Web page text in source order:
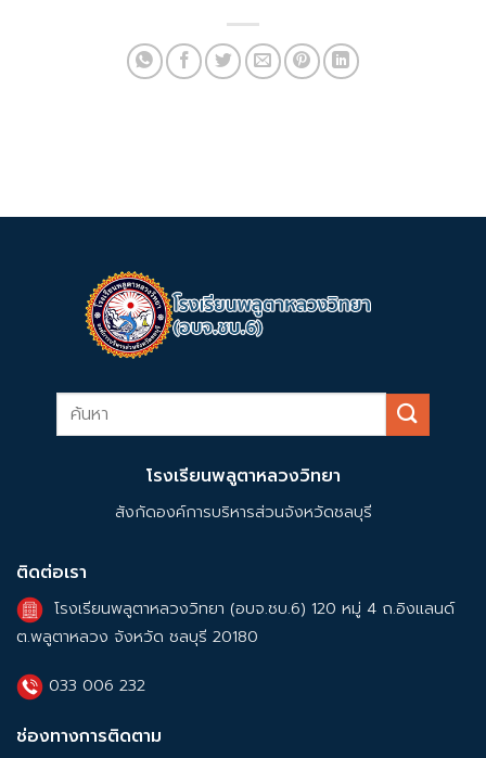
โรงเรียนพลูตาหลวงวิทยา
สังกัดองค์การบริหารส่วนจังหวัดชลบุรี
ติดต่อเรา
โรงเรียนพลูตาหลวงวิทยา (อบจ.ชบ.6) 120 หมู่ 4 ถ.อิงแลนด์
ต.พลูตาหลวง จังหวัด ชลบุรี 20180
033 006 232
ช่องทางการติดตาม